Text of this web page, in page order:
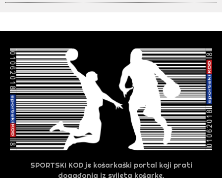
SPORTSKI KOD je košarkaški portal koji prati
događanja iz svijeta košarke.